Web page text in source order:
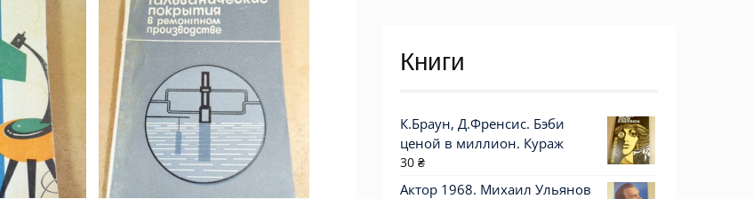
Книги
К.Браун, Д.Френсис. Бэби
ценой в миллион. Кураж
30 ₴
Актор 1968. Михаил Ульянов